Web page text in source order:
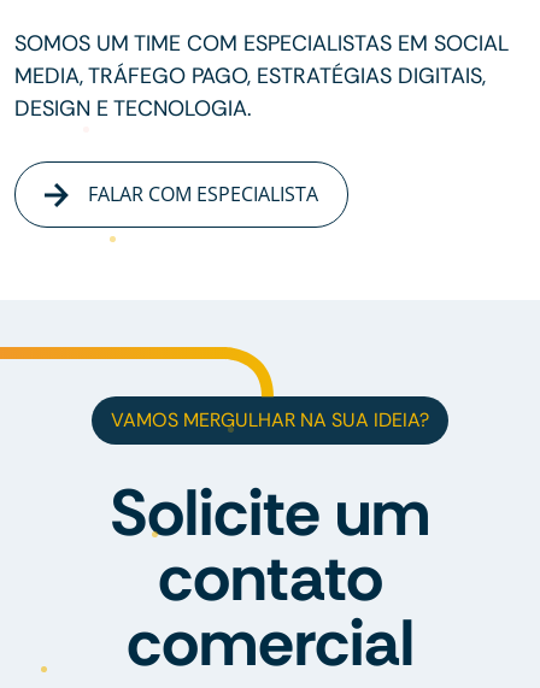
SOMOS UM TIME COM ESPECIALISTAS EM SOCIAL
MEDIA, TRÁFEGO PAGO, ESTRATÉGIAS DIGITAIS,
DESIGN E TECNOLOGIA.
FALAR COM ESPECIALISTA
VAMOS MERGULHAR NA SUA IDEIA?
Solicite um
contato
comercial